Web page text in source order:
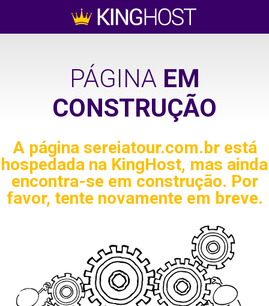
PÁGINA EM
CONSTRUÇÃO
A página sereiatour.com.brestá
hospedada na KingHost, mas ainda
encontra-se em construção. Por
favor, tente novamente em breve.